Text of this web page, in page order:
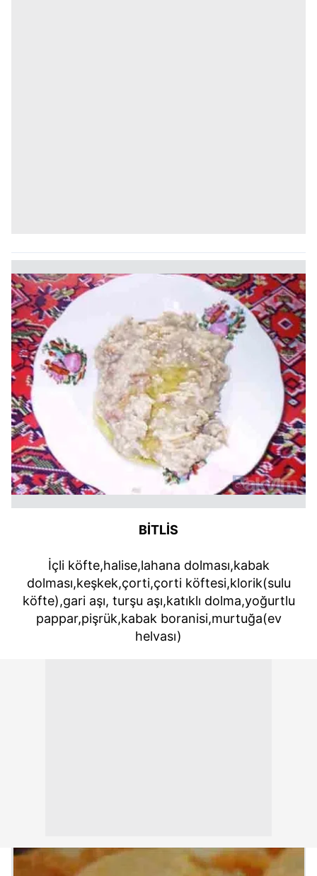
BİTLİS
İçli köfte,halise,lahana dolması,kabak
dolması,keşkek,çorti,çorti köftesi,klorik(sulu
köfte),gari aşı, turşu aşı,katıklı dolma,yoğurtlu
pappar,pişrük,kabak boranisi,murtuğa(ev
helvası)